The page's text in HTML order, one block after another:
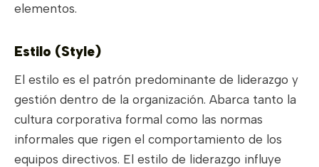
elementos.
Estilo (Style)
El estilo es el patrón predominante de liderazgo y
gestión dentro de la organización. Abarca tanto la
cultura corporativa formal como las normas
informales que rigen el comportamiento de los
equipos directivos. El estilo de liderazgo influye